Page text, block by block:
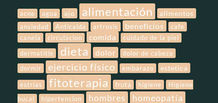
acne agua ajo alimentación alimentos
ansiedad Anticaida artrosis beneficios
cafe
canela
circulacion comida
cuidado de la piel
dermatitis
dieta dolor
dolor de cabeza
dormir
ejercicio físico embarazo estetica
estrías fitoterapia fruta higiene
Higiene
bucal
hipertension hombres homeopatía